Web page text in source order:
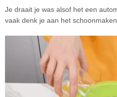
Je draait je was alsof het een
vaak denk je aan het schoonmaken